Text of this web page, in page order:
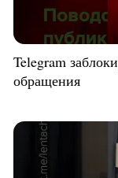
Telegram
обращения